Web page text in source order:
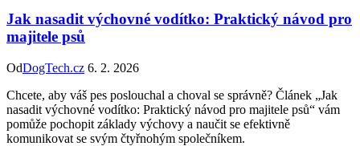
Jak nasadit výchovné vodítko: Praktický návod pro
majitele psů
OdDogTech.cz 6. 2. 2026
Chcete, aby váš pes poslouchal a choval se správně? Článek „Jak
nasadit výchovné vodítko: Praktický návod pro majitele psů“ vám
pomůže pochopit základy výchovy a naučit se efektivně
komunikovat se svým čtyřnohým společníkem.